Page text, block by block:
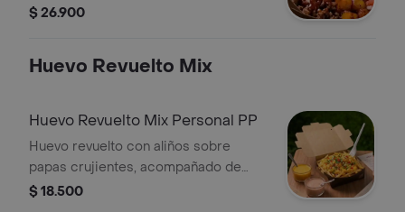
al gusto. PARA DOS A TRES
$ 26.900
Huevo Revuelto Mix
Huevo Revuelto Mix Personal PP
Huevo revuelto con aliños sobre
papas crujientes, acompañado de
salsas al gusto.
$ 18.500